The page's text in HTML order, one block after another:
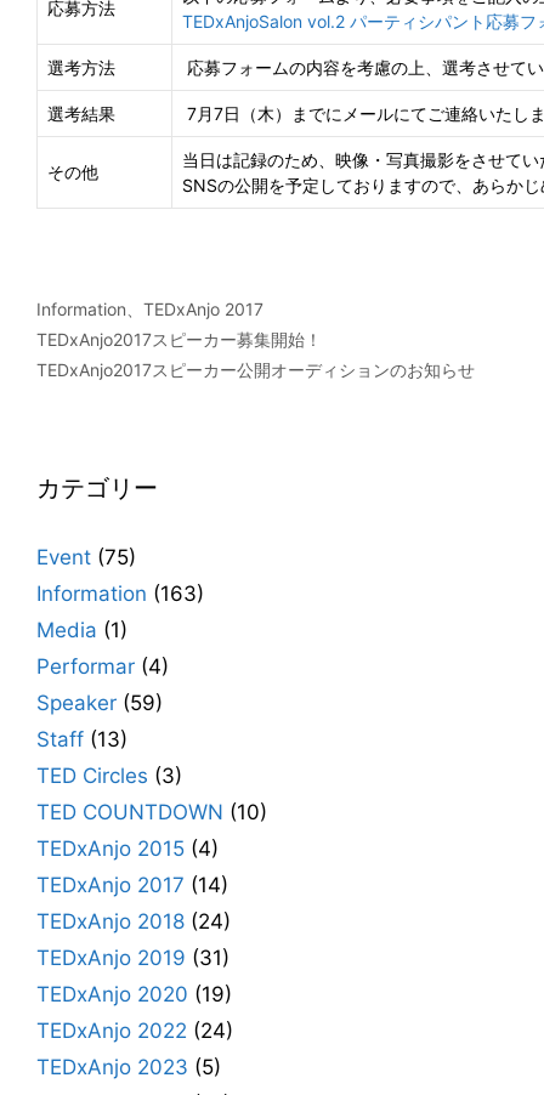
応募方法
TEDxAnjoSalon vol.2 パーティシパント応募フ
選考方法 応募フォームの内容を考慮の上、選考させて
選考結果 7月7日（木）までにメールにてご連絡いたし
その他
当日は記録のため、映像・写真撮影をさせて
SNSの公開を予定しておりますので、あらか
カ
テ
リ
Information
TEDxAnjo 2017
TEDxAnjo2017スピーカー募集開始！
TEDxAnjo2017スピーカー公開オーディションのお知らせ
カテゴリー
Event (75)
Information (163)
Media (1)
Performar (4)
Speaker (59)
Staff (13)
TED Circles (3)
TED COUNTDOWN (10)
TEDxAnjo 2015 (4)
TEDxAnjo 2017 (14)
TEDxAnjo 2018 (24)
TEDxAnjo 2019 (31)
TEDxAnjo 2020 (19)
TEDxAnjo 2022 (24)
TEDxAnjo 2023 (5)